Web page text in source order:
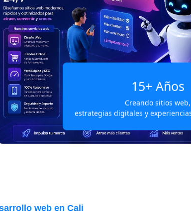
15+ Años
Creando sitios web,
estrategias digitales y
web en Cali